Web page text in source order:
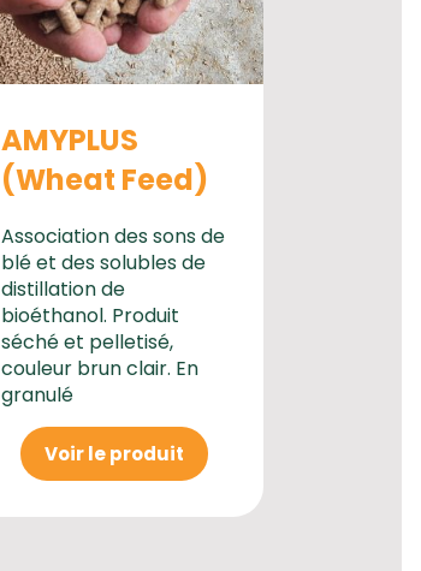
AMYPLUS
(Wheat Feed)
Association des sons de
blé et des solubles de
distillation de
bioéthanol. Produit
séché et pelletisé,
couleur brun clair. En
granulé
Voir le produit